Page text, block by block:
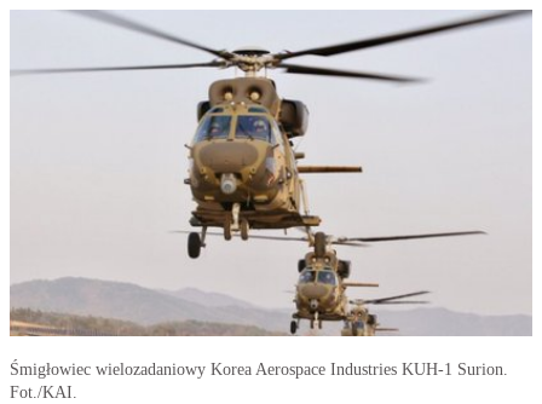
Śmigłowiec wielozadaniowy Korea Aerospace Industries KUH-1 Surion.
Fot./KAI.